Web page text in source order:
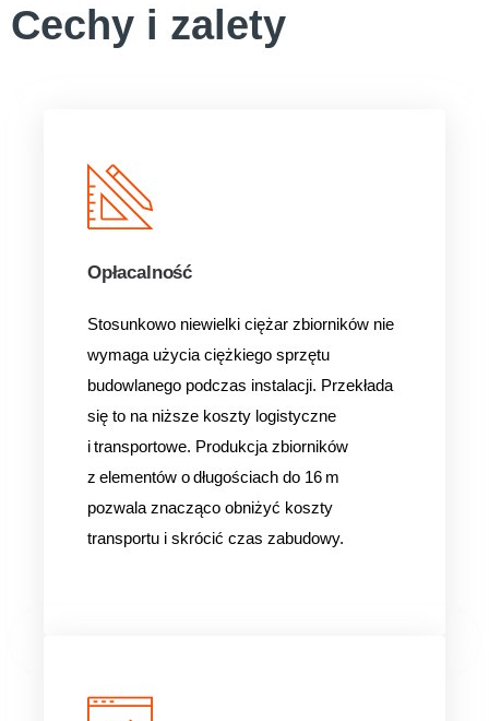
Cechy i zalety
Opłacalność
Stosunkowo niewielki ciężar zbiorników nie
wymaga użycia ciężkiego sprzętu
budowlanego podczas instalacji. Przekłada
się to na niższe koszty logistyczne
i transportowe. Produkcja zbiorników
z elementów o długościach do 16 m
pozwala znacząco obniżyć koszty
transportu i skrócić czas zabudowy.